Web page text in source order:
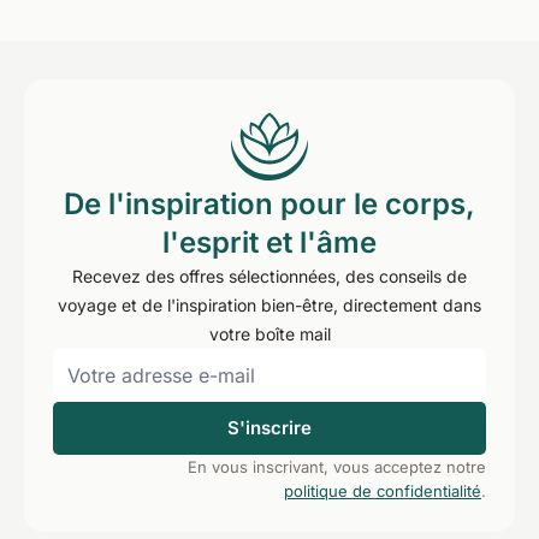
De l'inspiration pour le corps,
l'esprit et l'âme
Recevez des offres sélectionnées, des conseils de
voyage et de l'inspiration bien-être, directement dans
votre boîte mail
S'inscrire
En vous inscrivant, vous acceptez notre
politique de confidentialité.